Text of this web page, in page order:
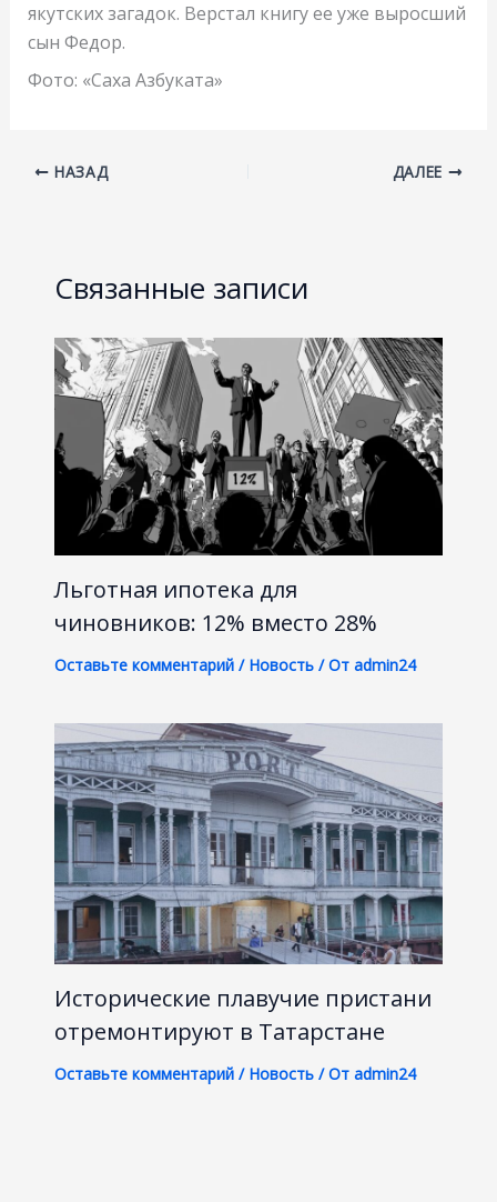
якутских загадок. Верстал книгу ее уже выросший
сын Федор.
Фото: «Саха Азбуката»
НАЗАД ДАЛЕЕ
Связанные записи
Льготная ипотека для
чиновников: 12% вместо 28%
Оставьте комментарий / Новость/ От admin24
Исторические плавучие пристани
отремонтируют в Татарстане
Оставьте комментарий / Новость/ От admin24